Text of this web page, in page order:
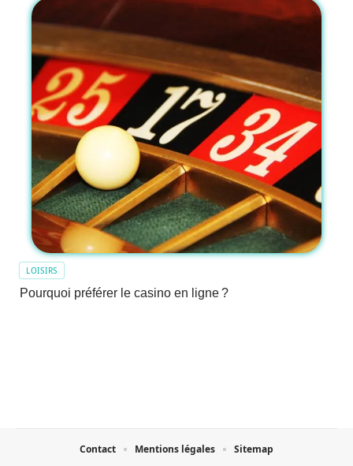
LOISIRS
Pourquoi préférer le casino en ligne ?
Contact Mentions légales Sitemap